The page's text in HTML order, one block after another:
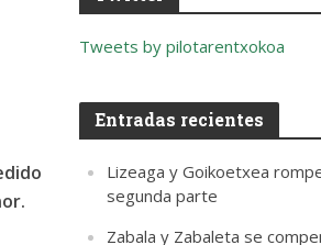
Tweets by pilotarentxokoa
Entradas recientes
Lizeaga y Goikoetxea
segunda parte
Zabala y Zabaleta se